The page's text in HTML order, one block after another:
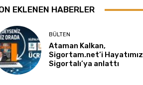
EKLENEN HABERLER
BÜLTEN
Ataman Kalkan,
Sigortam.net’i Hayatımız
Sigortalı’ya anlattı